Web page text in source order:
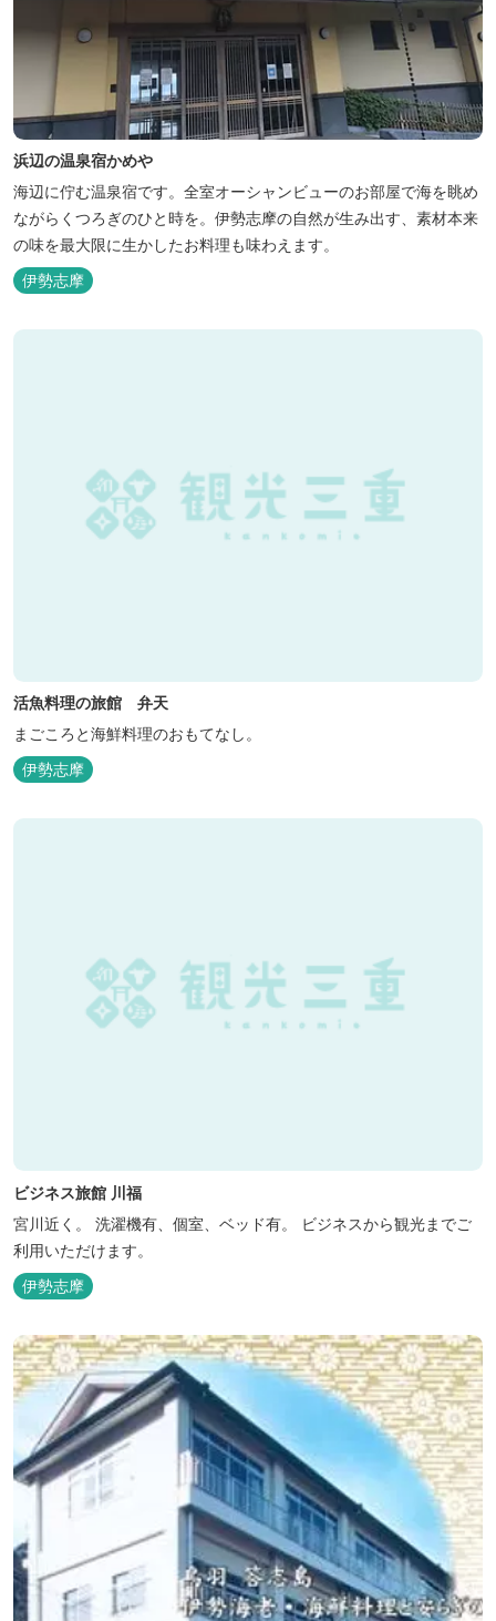
浜辺の温泉宿かめや
海辺に佇む温泉宿です。全室オーシャンビューのお部屋で海を眺め
ながらくつろぎのひと時を。伊勢志摩の自然が生み出す、素材本来
の味を最大限に生かしたお料理も味わえます。
伊勢志摩
活魚料理の旅館 弁天
まごころと海鮮料理のおもてなし。
伊勢志摩
ビジネス旅館 川福
宮川近く。 洗濯機有、個室、ベッド有。 ビジネスから観光までご
利用いただけます。
伊勢志摩